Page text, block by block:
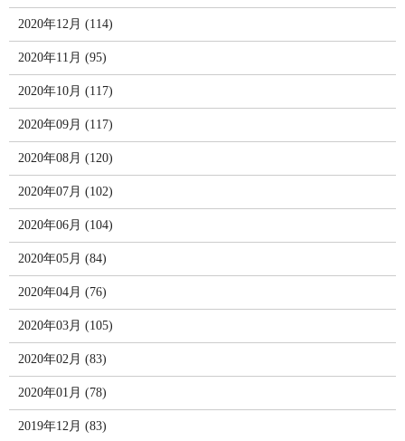
2020年12月 (114)
2020年11月 (95)
2020年10月 (117)
2020年09月 (117)
2020年08月 (120)
2020年07月 (102)
2020年06月 (104)
2020年05月 (84)
2020年04月 (76)
2020年03月 (105)
2020年02月 (83)
2020年01月 (78)
2019年12月 (83)